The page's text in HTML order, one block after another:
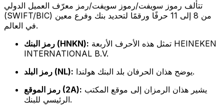
تتألف رموز سويفت/رموز سويفت/رمز معرّف العميل الدولي
(SWIFT/BIC) من 8 إلى 11 حرفًا ورقمًا لتحديد بنك وفرع معين
في العالم.
رمز البنك (HNKN):
INTERNATIONAL B.V.
رمز البلد (NL):
يوضح هذان الحرفان بلد البنك هولندا.
رمز الموقع (2A):
الرئيسي للبنك.